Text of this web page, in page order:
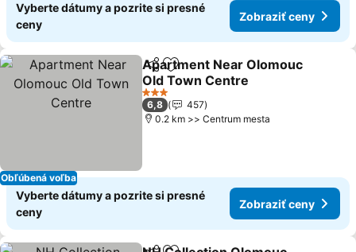
Vyberte dátumy a pozrite si presné
ceny
Zobraziť ceny
Obľúbená voľba
ZdieľaťPridať do obľúbených
Apartment Near Olomouc
Old Town Centre
3 Počet hviezdičiek
6,8
457
0.2 km >> Centrum mesta
Vyberte dátumy a pozrite si presné
ceny
Zobraziť ceny